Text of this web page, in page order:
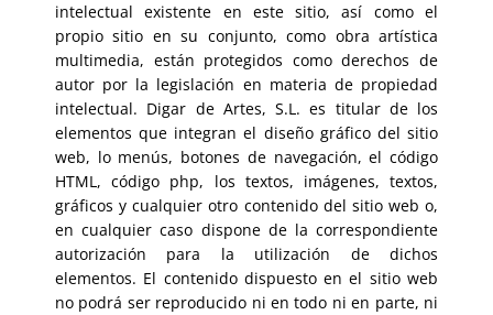
intelectual existente en este sitio, así como el
propio sitio en su conjunto, como obra artística
multimedia, están protegidos como derechos de
autor por la legislación en materia de propiedad
intelectual. Digar de Artes, S.L. es titular de los
elementos que integran el diseño gráfico del sitio
web, lo menús, botones de navegación, el código
HTML, código php, los textos, imágenes, textos,
gráficos y cualquier otro contenido del sitio web o,
en cualquier caso dispone de la correspondiente
autorización para la utilización de dichos
elementos. El contenido dispuesto en el sitio web
no podrá ser reproducido ni en todo ni en parte, ni